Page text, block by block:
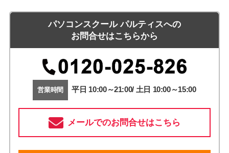
パソコンスクール パルティスへの
お問合せはこちらから
営業時間 平日 10:00～21:00/ 土日 10:00～15:00
メールでのお問合せはこちら